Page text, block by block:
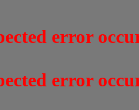
error
error